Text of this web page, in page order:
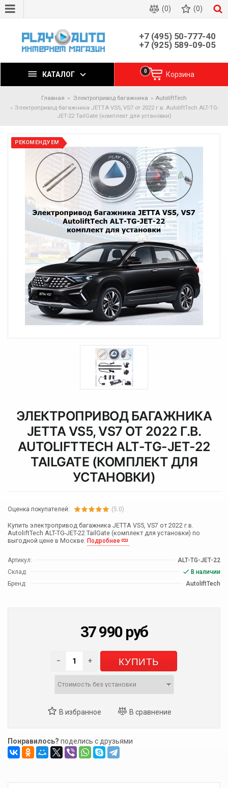
(0) (0)
+7 (495) 50-777-40
+7 (925) 589-09-05
КАТАЛОГ Корзина
0
Главная Электропривод багажника
AutoliftTech
Электропривод багажника JETTA VS5, VS7 от 2022 г.в. AutoliftTech ALT-TG-
JET-22 TailGate (комплект для установки)
РЕКОМЕНДУЕМ
ЭЛЕКТРОПРИВОД БАГАЖНИКА
JETTA VS5, VS7 ОТ 2022 Г.В.
AUTOLIFTTECH ALT-TG-JET-22
TAILGATE (КОМПЛЕКТ ДЛЯ
УСТАНОВКИ)
Оценка покупателей: (5.0)
Купить электропривод багажника JETTA VS5, VS7 от 2022 г.в.
AutoliftTech ALT-TG-JET-22 TailGate (комплект для установки) по
выгодной цене в Москве. Подробнее
Артикул:
ALT-TG-JET-22
Склад:
В наличии
Бренд:
AutoliftTech
37 990 руб
− + КУПИТЬ
Понравилось? поделись с друзьями